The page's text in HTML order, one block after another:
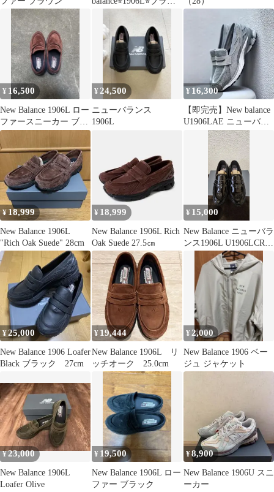
¥ 16,500
New Balance 1906L ロー
ファースニーカー ブラ
ウン スエード
¥24,500
ニューバランス
1906L
¥ 16,300
【即完売】New balance
U1906LAE ニューバラ
ンス 26.5cm
¥ 18,999
New Balance 1906L
"Rich Oak Suede" 28cm
¥ 18,999
New Balance 1906L Rich
Oak Suede 27.5㎝
¥ 15,000
New Balance ニューバラ
ンス1906L U1906LCR
¥25,000
New Balance 1906 Loafer
Black ブラック 27cm
¥ 19,444
New Balance 1906L リ
ッチオーク 25.0cm
¥ 2,000
New Balance 1906 ベー
ジュ ジャケット
¥23,000
New Balance 1906L
Loafer Olive
¥ 19,500
New Balance 1906L ロー
ファー ブラック
¥8,900
New Balance 1906U スニ
ーカー